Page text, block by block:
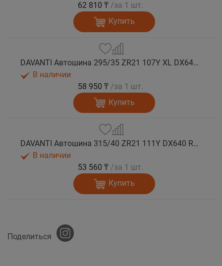
62 810 ₸ /за 1 шт.
Купить
DAVANTI Автошина 295/35 ZR21 107Y XL DX640 RPR лето
В наличии
58 950 ₸ /за 1 шт.
Купить
DAVANTI Автошина 315/40 ZR21 111Y DX640 RPR лето
В наличии
53 560 ₸ /за 1 шт.
Купить
Поделиться